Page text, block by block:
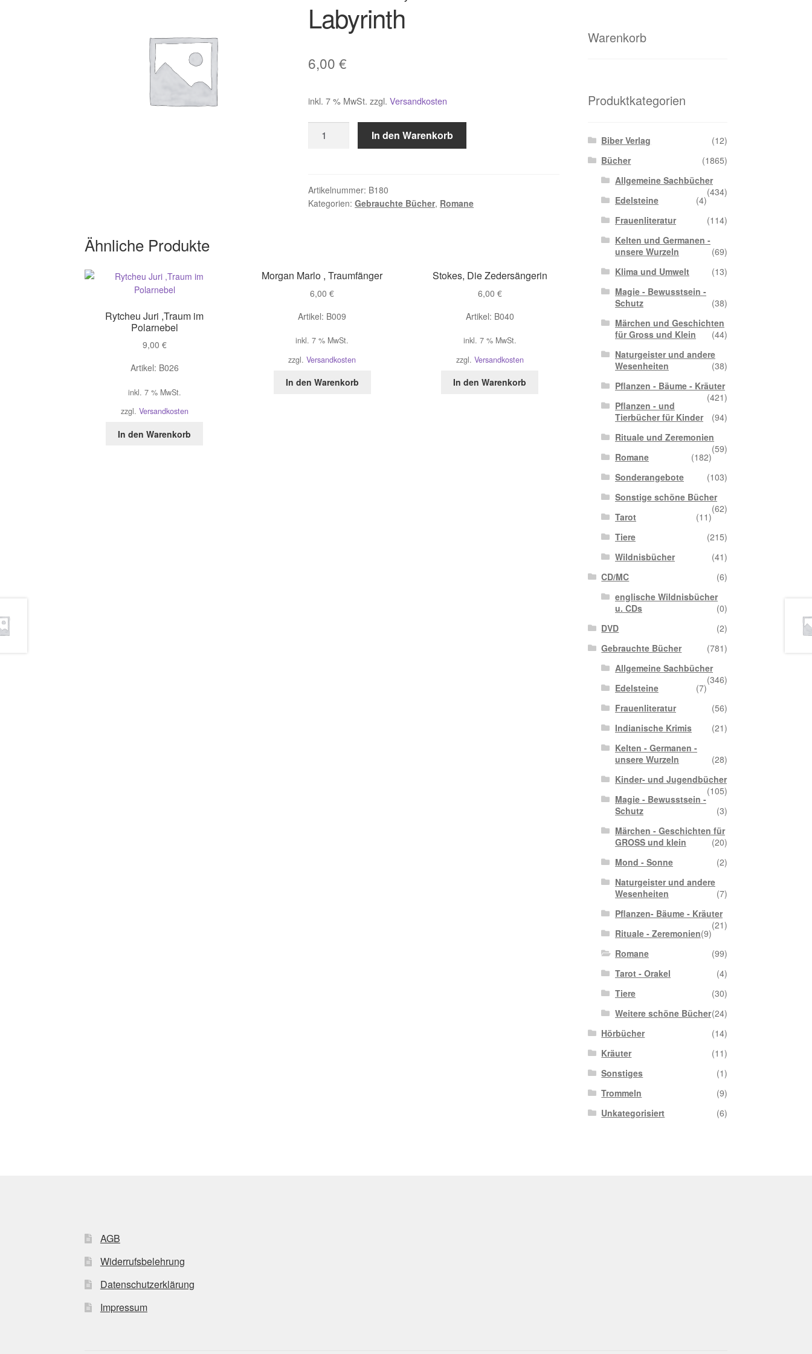
Labyrinth
6,00€
inkl. 7 % MwSt. zzgl.Versandkosten
Das
Menge
In den Warenkorb
Artikelnummer: B180
Kategorien:Gebrauchte Bücher, Romane
Ähnliche Produkte
Rytcheu Juri ,Traum im
Polarnebel
9,00 €
Artikel: B026
inkl. 7 % MwSt.
zzgl. Versandkosten
In den Warenkorb
Morgan Marlo , Traumfänger
6,00€
Artikel: B009
inkl. 7 % MwSt.
zzgl.Versandkosten
In den Warenkorb
Stokes, Die Zedersängerin
6,00 €
Artikel: B040
inkl. 7 % MwSt.
zzgl. Versandkosten
In den Warenkorb
Warenkorb
Produktkategorien
Biber Verlag
(12)
Bücher
(1865)
Allgemeine Sachbücher
(434)
Edelsteine
(4)
Frauenliteratur
(114)
Kelten und Germanen -
unsere Wurzeln
(69)
Klima und Umwelt
(13)
Magie - Bewusstsein -
Schutz
(38)
Märchen und Geschichten
für Gross und Klein
(44)
Naturgeister und andere
Wesenheiten
(38)
Pflanzen - Bäume - Kräuter
(421)
Pflanzen - und
Tierbücher für Kinder
(94)
Rituale und Zeremonien
(59)
Romane
(182)
Sonderangebote
(103)
Sonstige schöne Bücher
(62)
Tarot
(11)
Tiere
(215)
Wildnisbücher
(41)
CD/MC
(6)
englische Wildnisbücher
u. CDs
(0)
DVD
(2)
Gebrauchte Bücher
(781)
Allgemeine Sachbücher
(346)
Edelsteine
(7)
Frauenliteratur
(56)
Indianische Krimis
(21)
Kelten - Germanen -
unsere Wurzeln
(28)
Kinder- und Jugendbücher
(105)
Magie - Bewusstsein -
Schutz
(3)
Märchen - Geschichten für
GROSS und klein
(20)
Mond - Sonne
(2)
Naturgeister und andere
Wesenheiten
(7)
Pflanzen- Bäume - Kräuter
(21)
Rituale - Zeremonien(9)
Romane
(99)
Tarot - Orakel
(4)
Tiere
(30)
Weitere schöne Bücher(24)
Hörbücher
(14)
Kräuter
(11)
Sonstiges
(1)
Trommeln
(9)
Unkategorisiert
(6)
AGB
Widerrufsbelehrung
Datenschutzerklärung
Impressum